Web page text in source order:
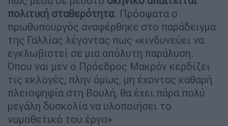
πολιτική σταθερότητα. Πρόσφατα ο
πρωθυπουργός αναφέρθηκε στο παράδειγμα
της Γαλλίας λέγοντας πως «κινδυνεύει να
εγκλωβιστεί σε μια απόλυτη παράλυση.
Όπου ναι μεν ο Πρόεδρος Μακρόν κερδίζει
τις εκλογές, πλην όμως, μη έχοντας καθαρή
πλειοψηφία στη Βουλή, θα έχει πάρα πολύ
μεγάλη δυσκολία να υλοποιήσει το
νομοθετικό του έργο»